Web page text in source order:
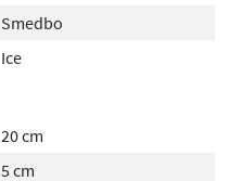
Smedbo
Ice
20 cm
5 cm